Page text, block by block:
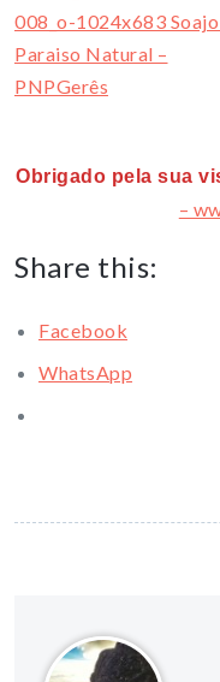
Obrigado pela sua
–
Share this:
Facebook
WhatsApp